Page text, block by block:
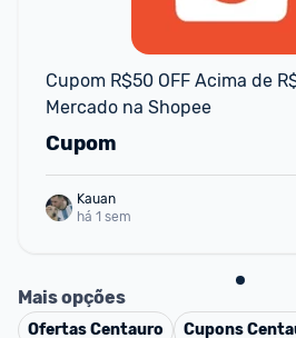
Cupom R$50 OFF Acima de
Mercado na Shopee
Cupom
Kauan
há 1 sem
Mais opções
OfertasCentauro Cupons